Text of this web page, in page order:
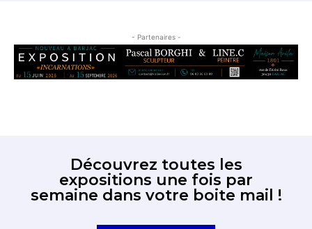
- Partenaires -
Découvrez toutes les
expositions une fois par
semaine dans votre boite mail !